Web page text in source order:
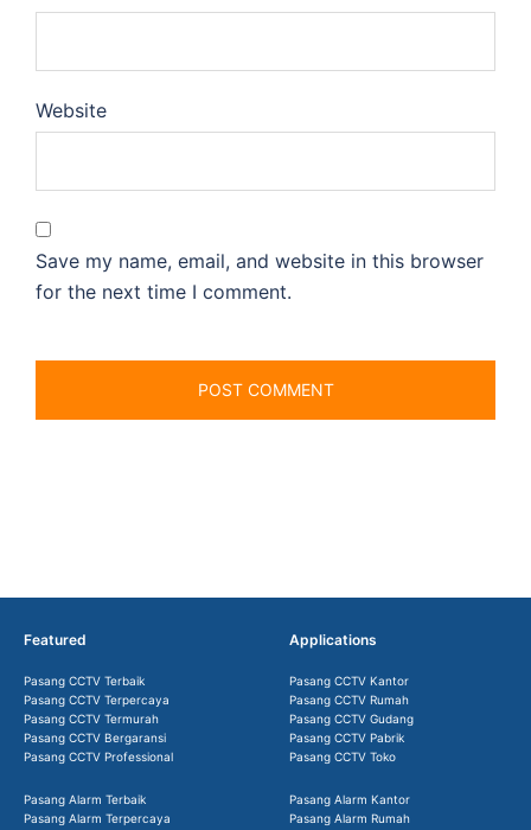
Website
Save my name, email, and website in this browser
for the next time I comment.
Featured
Pasang CCTV Terbaik
Pasang CCTV Terpercaya
Pasang CCTV Termurah
Pasang CCTV Bergaransi
Pasang CCTV Professional
Pasang Alarm Terbaik
Pasang Alarm Terpercaya
Applications
Pasang CCTV Kantor
Pasang CCTV Rumah
Pasang CCTV Gudang
Pasang CCTV Pabrik
Pasang CCTV Toko
Pasang Alarm Kantor
Pasang Alarm Rumah